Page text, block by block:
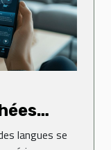
de
langues se